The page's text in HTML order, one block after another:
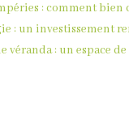
: comment bien
: un investissement
véranda : un espace